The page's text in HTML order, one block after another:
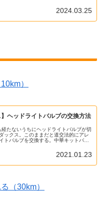
2024.03.25
）
】ヘッドライトバルブの交換方法
たないうちにヘッドライトバルブが切
ックス。このままだと道交法的にアレ
トバルブを交換する。中華キットバイ
2021.01.23
（30km）